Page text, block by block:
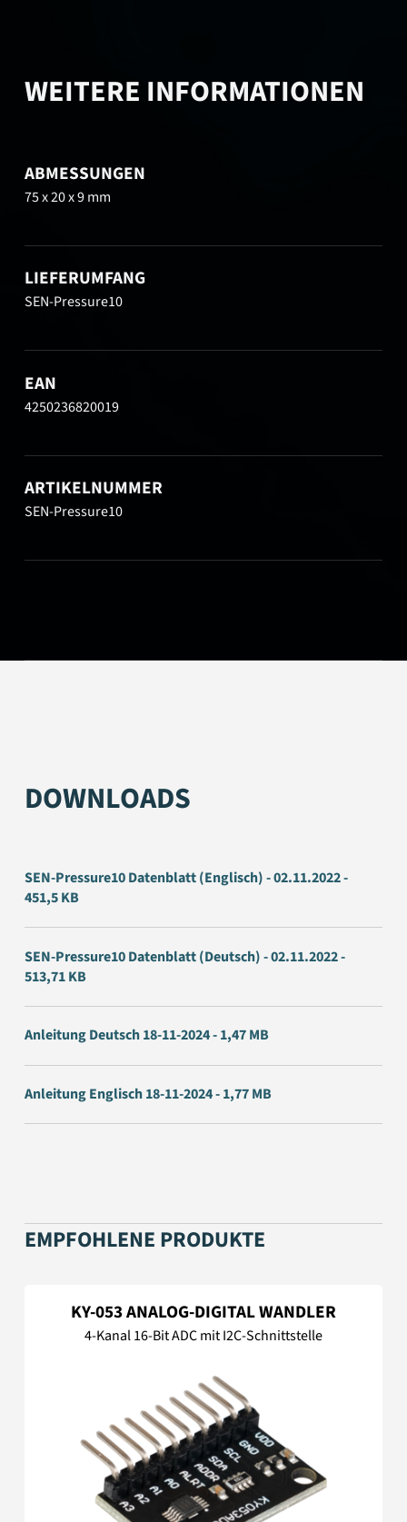
WEITERE INFORMATIONEN
ABMESSUNGEN
75 x 20 x 9 mm
LIEFERUMFANG
SEN-Pressure10
EAN
4250236820019
ARTIKELNUMMER
SEN-Pressure10
DOWNLOADS
SEN-Pressure10 Datenblatt (Englisch) - 02.11.2022 -
451,5 KB
SEN-Pressure10 Datenblatt (Deutsch) - 02.11.2022 -
513,71 KB
Anleitung Deutsch 18-11-2024 - 1,47 MB
Anleitung Englisch 18-11-2024 - 1,77 MB
EMPFOHLENE PRODUKTE
KY-053 ANALOG-DIGITAL WANDLER
4-Kanal 16-Bit ADC mit I2C-Schnittstelle